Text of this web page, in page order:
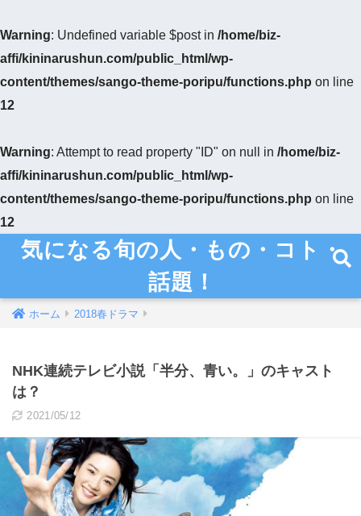
Warning: Undefined variable $post in /home/biz-
affi/kininarushun.com/public_html/wp-
content/themes/sango-theme-poripu/functions.php on line
12
Warning: Attempt to read property "ID" on null in /home/biz-
affi/kininarushun.com/public_html/wp-
content/themes/sango-theme-poripu/functions.php on line
12
気になる旬の人・もの・コト・
話題！
ホーム 2018春ドラマ
NHK連続テレビ小説「半分、青い。」のキャスト
は？
2021/05/12